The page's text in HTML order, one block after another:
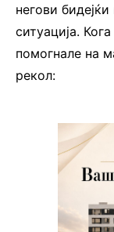
негови
ситуација.
помогнале на
рекол: